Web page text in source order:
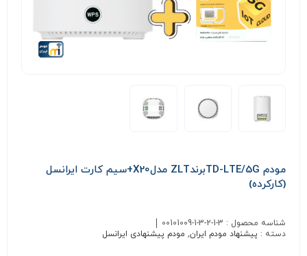
مودم TD-LTE/5GبرندZLT مدلX20+سیم کارت ایرانسل
(کارکرده)
شناسه محصول : 00101009-1-3-2-1-3
دسته : پیشنهاد مودم ایران, مودم پیشنهادی ایرانسل